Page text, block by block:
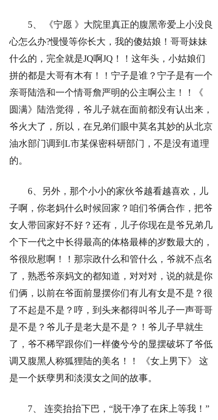
5、 《宁愿 》大院里真正的腹黑帝爱上小没良
心怎么办?慢慢等你长大，我的傻姑娘！哥哥妹妹
什么的，完全就是JQ啊JQ！！这年头，小姑娘们
拼的都是大哥有木有！！宁子是谁？宁子是有一个
亲哥陆浩和一个情哥詹严明的公主啊公主！！《
圆满》陆浩觉得，爷儿子就在面前都没有认出来，
爷火大了，所以，在兄弟们眼中莫名其妙的从北京
油水部门调到L市某保密科研部门，不是没有道理
的。
6、另外，那个小小的家伙爷越看越喜欢，儿
子啊，你老妈什么时候回家？咱们爷俩合作，把爷
女人带回家好不好？还有，儿子你现在是爷兄弟几
个下一代之中长得最高的体格最棒的岁数最大的，
爷很欣慰啊！！那宗政什么和管什么，爷就不点名
了，熟悉爷亲妈文的都知道，对对对，说的就是你
们俩，以前在爷面前显摆你们有儿有女是不是？很
了不起是不是？哼，到头来都得叫爷儿子一声哥哥
是不是？爷儿子是老大是不是？！爷儿子早就生
了，爷不稀罕跟你们一样傻兮兮的显摆破坏了爷低
调又腹黑人称狐狸陆的美名！！ 《女上男下》 这
是一个妖孽男和淡漠女之间的故事。
7、 连奕抬抬下巴，“脱干净了在床上等我！”